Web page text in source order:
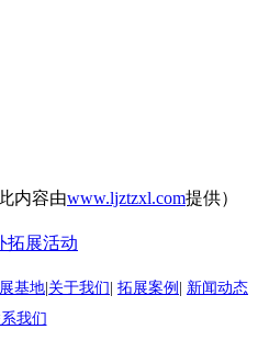
此内容由www.ljztzxl.com提供）
拓展活动
基地 关于我们 拓展案例
新闻动态
我们